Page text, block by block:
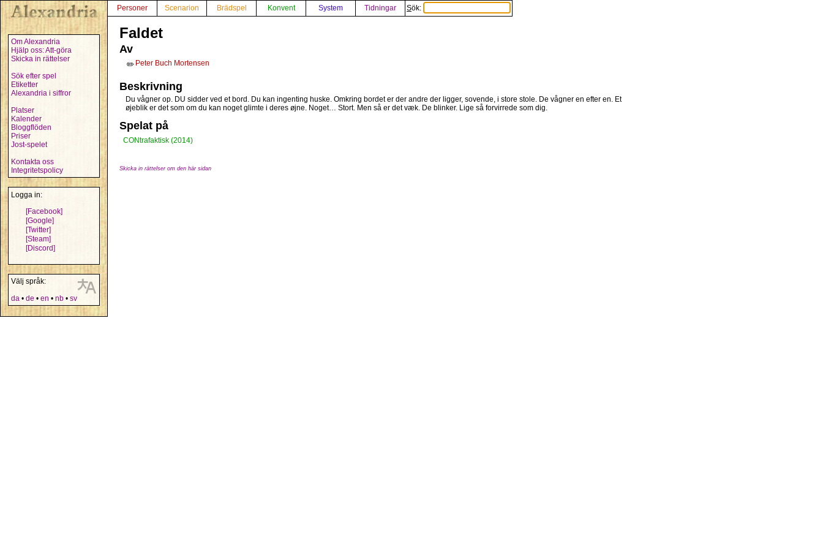
Om Alexandria
Hjälp oss: Att-göra
Skicka in rättelser
Sök efter spel
Etiketter
Alexandria i siffror
Platser
Kalender
Bloggflöden
Priser
Jost-spelet
Kontakta oss
Integritetspolicy
Logga in:
[Facebook]
[Google]
[Twitter]
[Steam]
[Discord]
Välj språk:
da • de • en • nb • sv
Personer Scenarion Brädspel Konvent System Tidningar Sök:
Faldet
Av
✏️ Peter Buch Mortensen
Beskrivning
Du vågner op. DU sidder ved et bord. Du kan ingenting huske. Omkring bordet er der andre der ligger, sovende, i store stole. De vågner en efter en. Et
øjeblik er det som om du kan noget glimte i deres øjne. Noget… Stort. Men så er det væk. De blinker. Lige så forvirrede som dig.
Spelat på
CONtrafaktisk (2014)
Skicka in rättelser om den här sidan